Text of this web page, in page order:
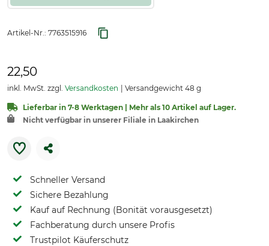
Artikel-Nr.: 7763515916
22,50
inkl. MwSt. zzgl. Versandkosten Versandgewicht 48 g
Lieferbar in 7-8 Werktagen | Mehr als 10 Artikel auf Lager.
Nicht verfügbar in unserer Filiale in Laakirchen
Schneller Versand
Sichere Bezahlung
Kauf auf Rechnung (Bonität vorausgesetzt)
Fachberatung durch unsere Profis
Trustpilot Käuferschutz